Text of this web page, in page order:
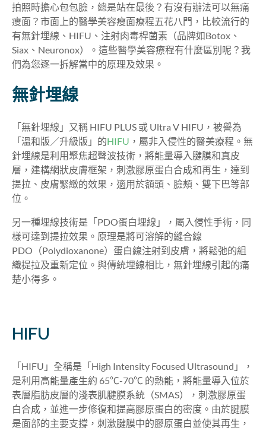
拍照時擔心包包臉，總是站在最後？有沒有辦法可以無痛
瘦面？市面上的醫學美容瘦面療程五花八門，比較流行的
有無針埋線、HIFU、注射肉毒桿菌素（品牌如Botox、
Siax、Neuronox）。這些醫學美容療程有什麼區別呢？我
們為您逐一拆解當中的原理及效果。
無針埋線
「無針埋線」又稱 HIFU PLUS 或 Ultra V HIFU，被譽為
「溫和版／升級版」的HIFU ，屬非入侵性的醫美療程。無
針埋線是利用聚焦超聲波技術，將能量導入腱膜和真皮
層，建構網狀皮膚框架，刺激膠原蛋白合成和再生，達到
提拉、皮膚緊緻的效果，適用於額頭、臉頰、雙下巴等部
位。
另一種埋線技術是「PDO蛋白埋線」，屬入侵性手術，同
樣可達到提拉效果。原理是將可溶解的縫合線
PDO（Polydioxanone）蛋白線注射到皮膚，將鬆弛的組
織提拉及重新定位。與傳統埋線相比，無針埋線引起的痛
楚小得多。
HIFU
「HIFU」全稱是「High Intensity Focused Ultrasound」，
是利用高能量產生約 65℃-70℃ 的熱能，將能量導入位於
表層脂肪皮層的淺表肌腱膜系統（SMAS），刺激膠原蛋
白合成，並進一步修復和提高膠原蛋白的密度。由於腱膜
是面部的主要支撐，刺激腱膜中的膠原蛋白並使其再生，